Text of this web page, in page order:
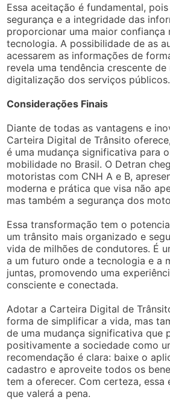
Essa aceitação é fundamental,
segurança e a integridade das
proporcionar uma maior confiança
tecnologia. A possibilidade de as
acessarem as informações de
revela uma tendência crescente
digitalização dos serviços públicos.
Considerações Finais
Diante de todas as vantagens e
Carteira Digital de Trânsito
é uma mudança significativa para
mobilidade no Brasil. O Detran
motoristas com CNH A e B,
moderna e prática que visa não
mas também a segurança dos
Essa transformação tem o
um trânsito mais organizado e
vida de milhões de condutores. É
a um futuro onde a tecnologia e a
juntas, promovendo uma
consciente e conectada.
Adotar a Carteira Digital de
forma de simplificar a vida, mas
de uma mudança significativa que
positivamente a sociedade como
recomendação é clara: baixe o
cadastro e aproveite todos os
tem a oferecer. Com certeza, essa
que valerá a pena.